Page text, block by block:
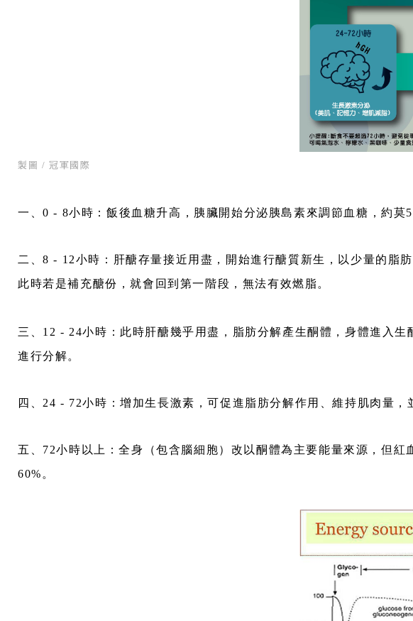
製圖 / 冠軍國際
一、0 - 8小時：飯後血糖升高，胰臟開始分泌胰島素來調節血糖，約
二、8 - 12小時：肝醣存量接近用盡，開始進行醣質新生，以少量的脂
此時若是補充醣份，就會回到第一階段，無法有效燃脂。
三、12 - 24小時：此時肝醣幾乎用盡，脂肪分解產生酮體，身體進入
進行分解。
四、24 - 72小時：增加生長激素，可促進脂肪分解作用、維持肌肉量
五、72小時以上：全身（包含腦細胞）改以酮體為主要能量來源，但
60%。